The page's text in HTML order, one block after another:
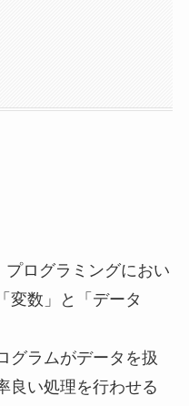
ログラミングにおい
変数」と「データ
グラムがデータを扱
良い処理を行わせる